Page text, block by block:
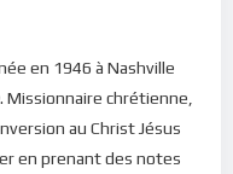
(afin d’être en mesure
les publications,
en 1946 à Nashville
. Missionnaire chrétienne,
au Christ Jésus
en prenant des notes